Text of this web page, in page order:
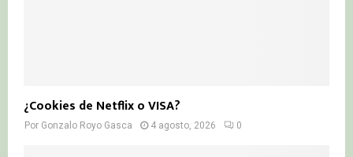
¿Cookies de Netflix o VISA?
Por Gonzalo Royo Gasca 4 agosto, 2026 0